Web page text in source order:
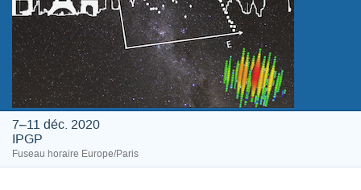
7–11 déc. 2020
IPGP
Fuseau horaire Europe/Paris